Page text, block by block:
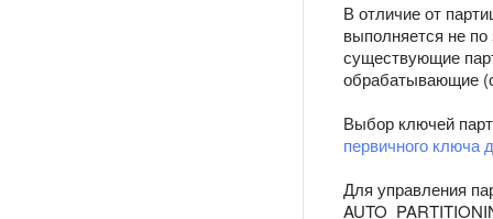
В отличие от
выполняется не
существующие
обрабатывающие
Выбор ключей
первичного ключа
Для управления